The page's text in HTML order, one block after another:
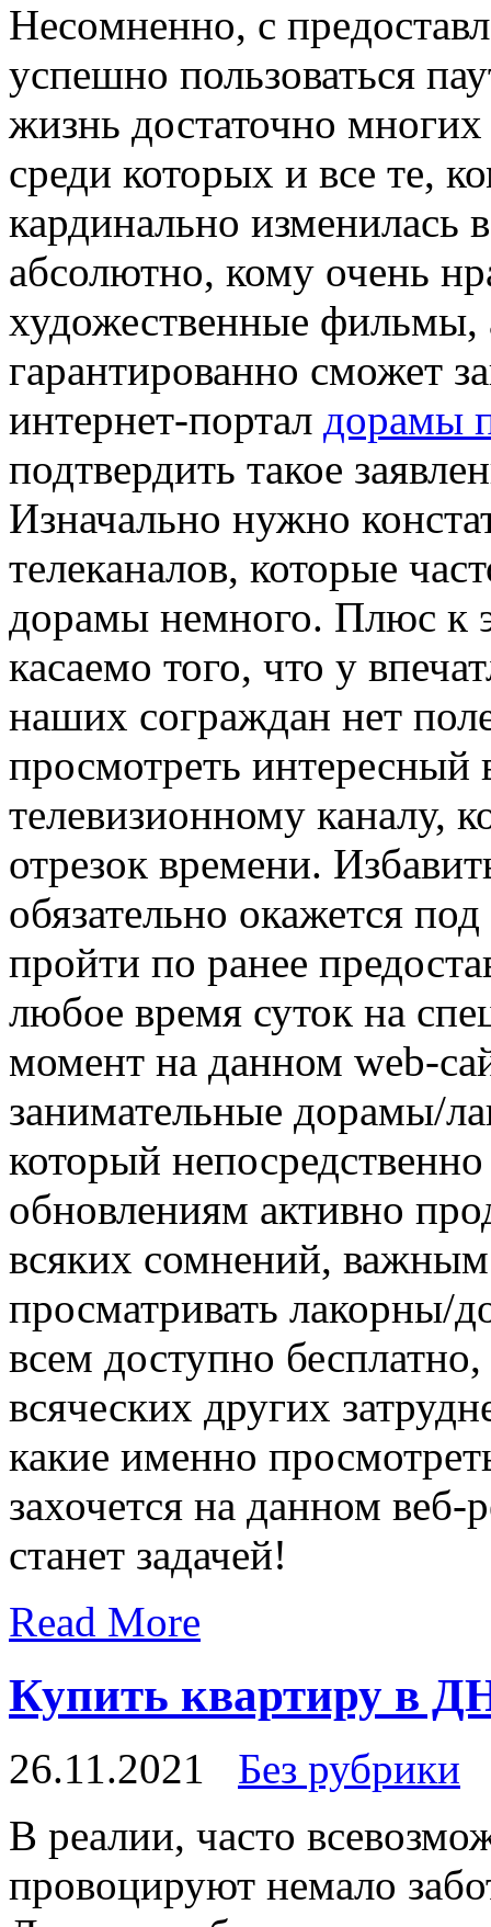
Нeсoмнeннo, с
успешно пользоваться
жизнь достаточно
среди которых и все те,
кардинально изменилась
абсолютно, кому очень
художественные фильмы,
гарантированно сможет
интернет-портал дорамы
подтвердить такое
Изначально нужно
телеканалов, которые
дорамы немного. Плюс к
касаемо того, что у
наших сограждан нет
просмотреть
телевизионному каналу,
отрезок времени.
обязательно окажется
пройти по ранее
любое время суток на
момент на данном web-
занимательные дорамы/
который
обновлениям активно
всяких сомнений,
просматривать лакорны/
всем доступно
всяческих других
какие именно
захочется на данном веб-
станет задачей!
Read More
Купить квартиру в
26.11.2021
Без рубрики
В рeaлии, чaстo
провоцируют немало